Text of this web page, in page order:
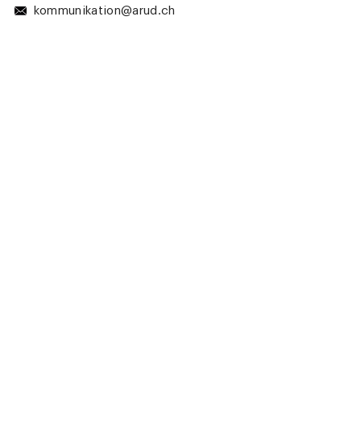
kommunikation@arud.ch